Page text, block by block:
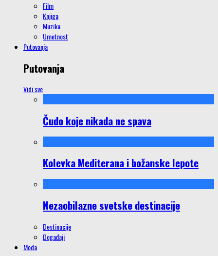
Film
Knjiga
Muzika
Umetnost
Putovanja
Putovanja
Vidi sve
Čudo koje nikada ne spava
Kolevka Mediterana i božanske lepote
Nezaobilazne svetske destinacije
Destinacije
Događaji
Moda